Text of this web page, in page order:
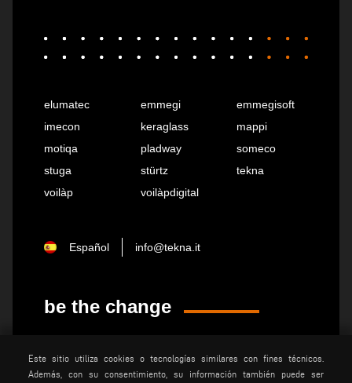
elumatec emmegi
emmegisoft
imecon
keraglass
mappi
motiqa
pladway
someco
stuga
stürtz
tekna
voilàp
voilàpdigital
Español info@tekna.it
be the change
privacy policy advertencias legales
condiciones generales de
Este sitio utiliza cookies o tecnologías similares con fines técnicos.
Además, con su consentimiento, su información también puede ser